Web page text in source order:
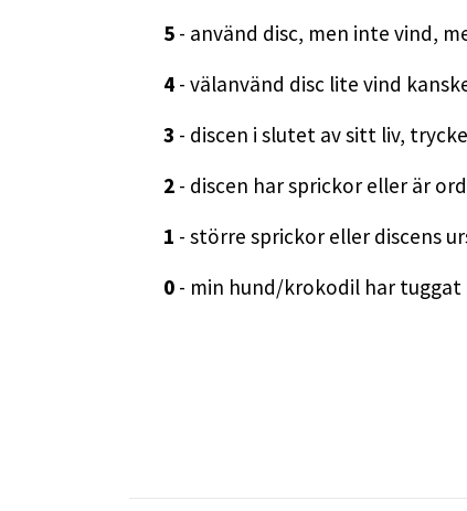
5 - använd disc, men inte vind,
4 - välanvänd disc lite vind
3 - discen i slutet av sitt liv,
2 - discen har sprickor eller är
1 - större sprickor eller discens
0 - min hund/krokodil har tuggat